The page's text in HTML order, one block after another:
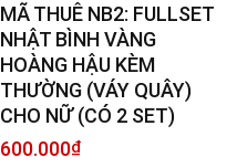
MÃ THUÊ NB2: FULLSET
NHẬT BÌNH VÀNG
HOÀNG HẬU KÈM
THƯỜNG (VÁY QUÂY)
CHO NỮ (CÓ 2 SET)
600.000₫